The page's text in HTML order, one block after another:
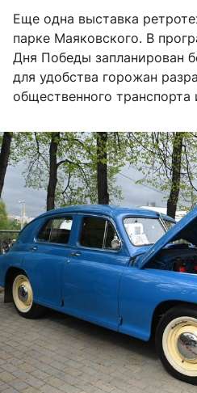
Еще одна выставка
парке Маяковского. В
Дня Победы запланирован
для удобства горожан
общественного транспорта